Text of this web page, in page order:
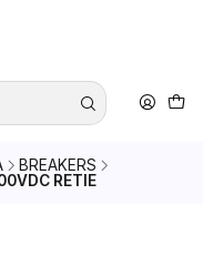
BREAKERS
RETIE